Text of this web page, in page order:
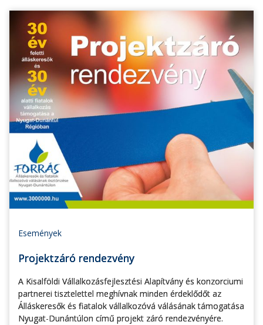
Események
Projektzáró rendezvény
A Kisalföldi Vállalkozásfejlesztési Alapítvány és konzorciumi
partnerei tisztelettel meghívnak minden érdeklődőt az
Álláskeresők és fiatalok vállalkozóvá válásának támogatása
Nyugat-Dunántúlon című projekt záró rendezvényére.